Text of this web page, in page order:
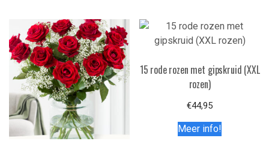
15 rode rozen met gipskruid (XXL
rozen)
€44,95
Meer info!